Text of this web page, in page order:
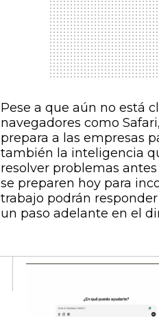
Pese a que aún no está
navegadores como
prepara a las empresas
también la inteligencia
resolver problemas
se preparen hoy para
trabajo podrán
un paso adelante en el